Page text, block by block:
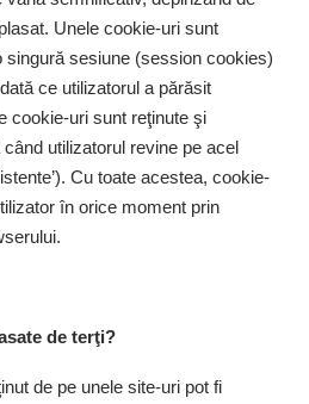
Unele cookie-uri sunt
singură sesiune (session cookies)
ce utilizatorul a părăsit
cookie-uri sunt reţinute şi
utilizatorul revine pe acel
Cu toate acestea, cookie-
în orice moment prin
de terţi?
de pe unele site-uri pot fi